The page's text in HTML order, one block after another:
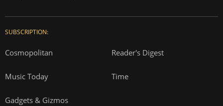
SUBSCRIPTION:
Cosmopolitan Reader's Digest
Music Today Time
Gadgets & Gizmos